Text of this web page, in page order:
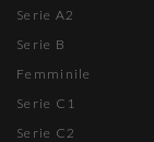
Serie A2
Serie B
Femminile
Serie C1
Serie C2